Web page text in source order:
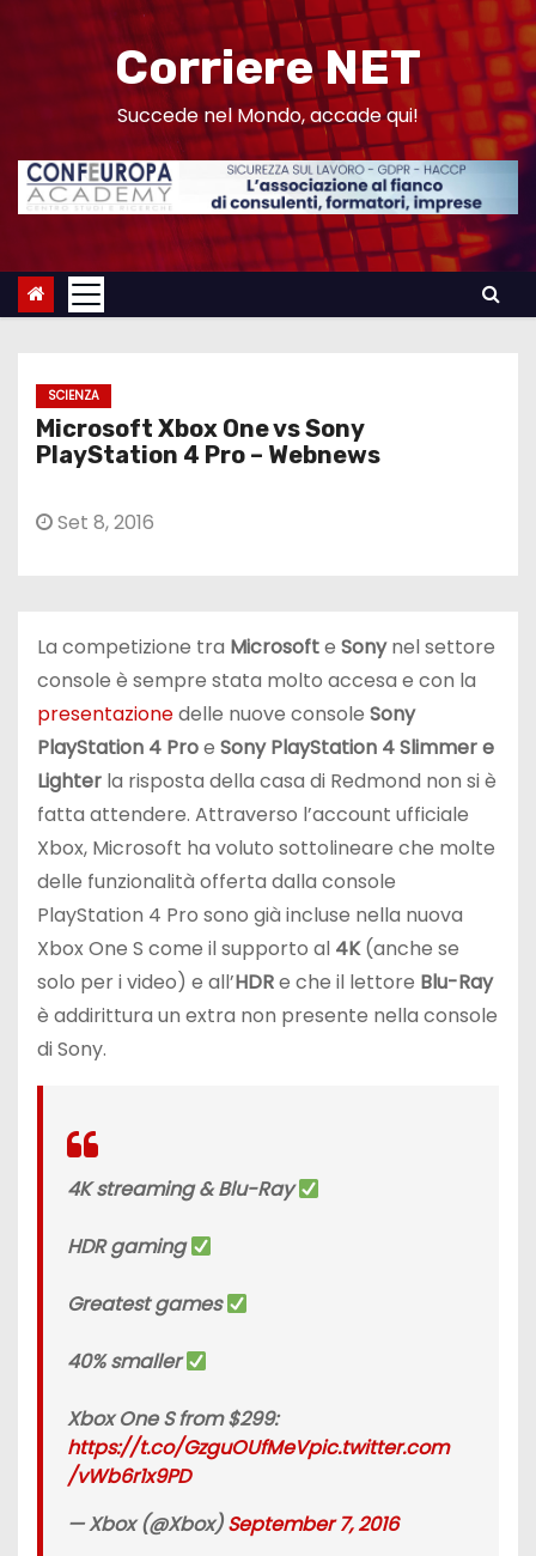
n
Corriere NET
Succede nel Mondo, accade qui!
SCIENZA
Microsoft Xbox One vs Sony
PlayStation 4 Pro – Webnews
Set 8, 2016
La competizione tra Microsofte Sonynel settore
console è sempre stata molto accesa e con la
presentazionedelle nuove console Sony
PlayStation 4 Proe Sony PlayStation 4 Slimmer e
Lighter la risposta della casa di Redmond non si è
fatta attendere. Attraverso l’account ufficiale
Xbox, Microsoft ha voluto sottolineare che molte
delle funzionalità offerta dalla console
PlayStation 4 Pro sono già incluse nella nuova
Xbox One S come il supporto al 4K(anche se
solo per i video) e all’HDRe che il lettore Blu-Ray
è addirittura un extra non presente nella console
di Sony.
4K streaming & Blu-Ray
HDR gaming
Greatest games
40% smaller
Xbox One S from $299:
https://t.co/GzguOUfMeVpic.twitter.com
/vWb6r1x9PD
— Xbox (@Xbox)September 7, 2016